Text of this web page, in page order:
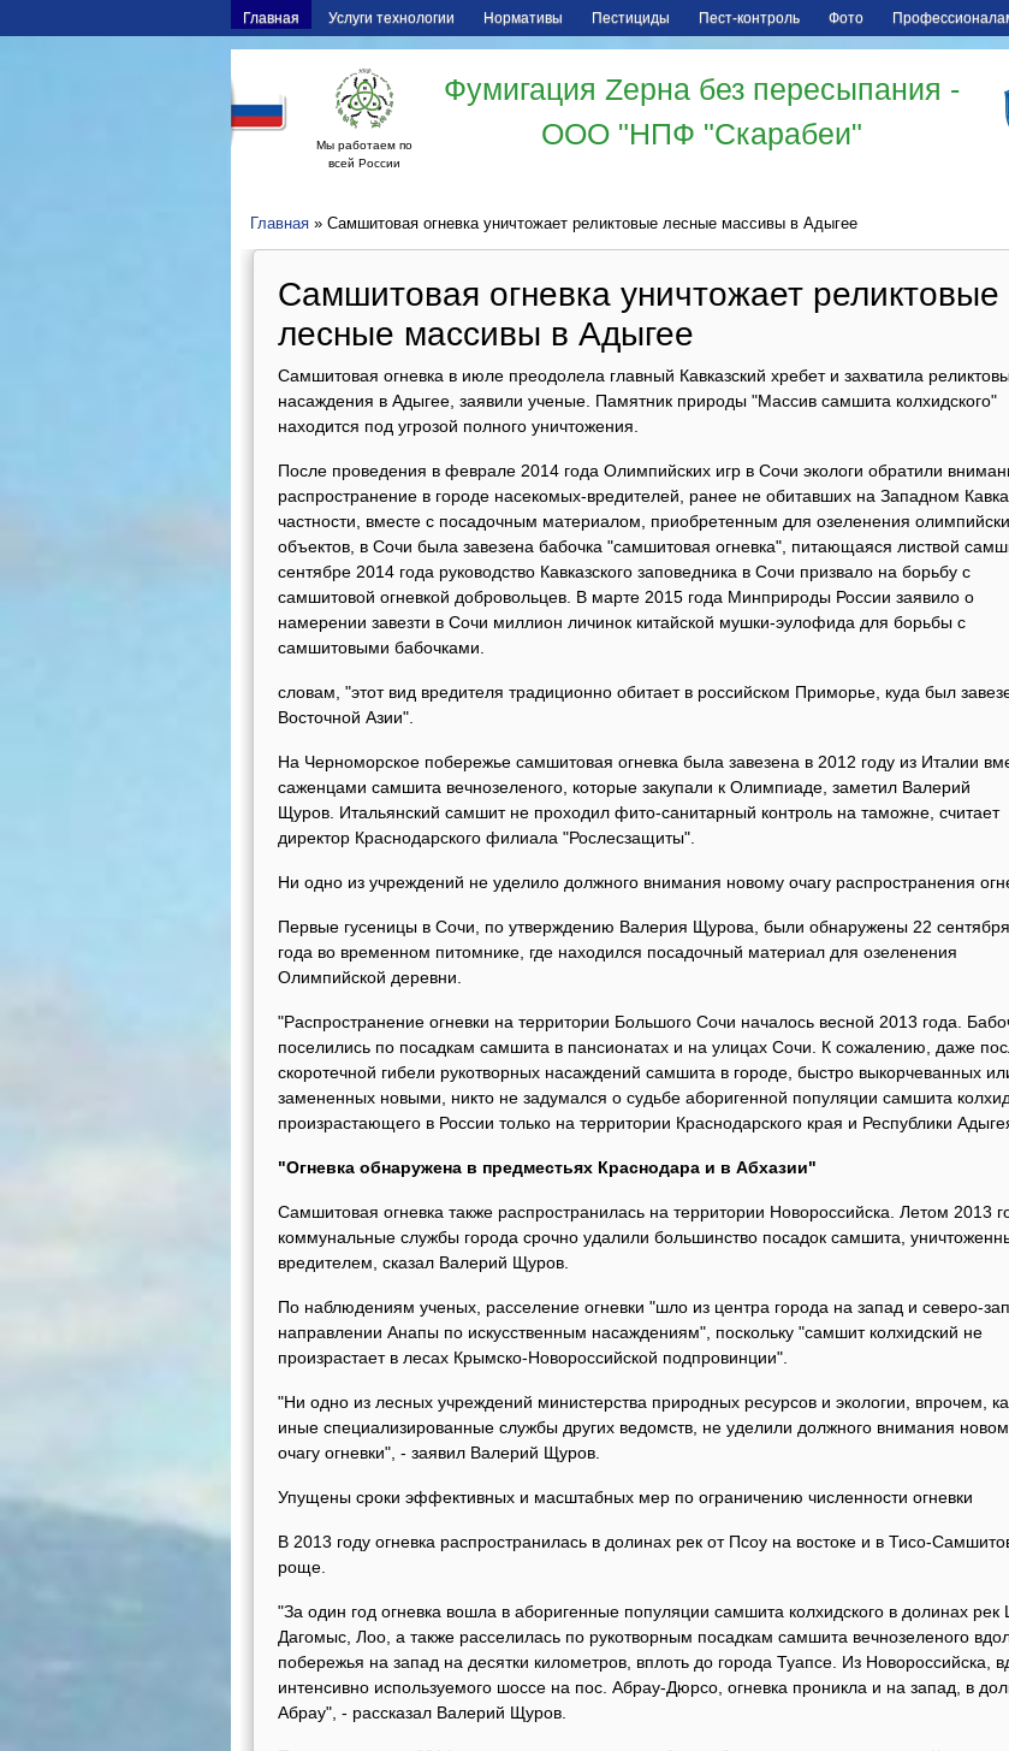
Главная Услуги технологии Нормативы Пестициды Пест-контроль Фото
Мы работаем по
всей России
Фумигация Zерна без пересыпания -
ООО "НПФ "Скарабеи"
Главная » Самшитовая огневка уничтожает реликтовые лесные массивы в Адыгее
Самшитовая огневка уничтожает реликтовые
лесные массивы в Адыгее
Самшитовая огневка в июле преодолела главный Кавказский хребет и захватила
насаждения в Адыгее, заявили ученые. Памятник природы "Массив самшита колхидского"
находится под угрозой полного уничтожения.
После проведения в феврале 2014 года Олимпийских игр в Сочи экологи обратили
распространение в городе насекомых-вредителей, ранее не обитавших на Западном
частности, вместе с посадочным материалом, приобретенным для озеленения
объектов, в Сочи была завезена бабочка "самшитовая огневка", питающаяся листвой
сентябре 2014 года руководство Кавказского заповедника в Сочи призвало на борьбу с
самшитовой огневкой добровольцев. В марте 2015 года Минприроды России заявило о
намерении завезти в Сочи миллион личинок китайской мушки-эулофида для борьбы с
самшитовыми бабочками.
словам, "этот вид вредителя традиционно обитает в российском Приморье, куда был
Восточной Азии".
На Черноморское побережье самшитовая огневка была завезена в 2012 году из Италии
саженцами самшита вечнозеленого, которые закупали к Олимпиаде, заметил Валерий
Щуров. Итальянский самшит не проходил фито-санитарный контроль на таможне, считает
директор Краснодарского филиала "Рослесзащиты".
Ни одно из учреждений не уделило должного внимания новому очагу распространения
Первые гусеницы в Сочи, по утверждению Валерия Щурова, были обнаружены 22
года во временном питомнике, где находился посадочный материал для озеленения
Олимпийской деревни.
"Распространение огневки на территории Большого Сочи началось весной 2013 года.
поселились по посадкам самшита в пансионатах и на улицах Сочи. К сожалению, даже
скоротечной гибели рукотворных насаждений самшита в городе, быстро выкорчеванных
замененных новыми, никто не задумался о судьбе аборигенной популяции самшита
произрастающего в России только на территории Краснодарского края и Республики
"Огневка обнаружена в предместьях Краснодара и в Абхазии"
Самшитовая огневка также распространилась на территории Новороссийска. Летом 2013
коммунальные службы города срочно удалили большинство посадок самшита,
вредителем, сказал Валерий Щуров.
По наблюдениям ученых, расселение огневки "шло из центра города на запад и северо-
направлении Анапы по искусственным насаждениям", поскольку "самшит колхидский не
произрастает в лесах Крымско-Новороссийской подпровинции".
"Ни одно из лесных учреждений министерства природных ресурсов и экологии, впрочем,
иные специализированные службы других ведомств, не уделили должного внимания
очагу огневки", - заявил Валерий Щуров.
Упущены сроки эффективных и масштабных мер по ограничению численности огневки
В 2013 году огневка распространилась в долинах рек от Псоу на востоке и в Тисо-
роще.
"За один год огневка вошла в аборигенные популяции самшита колхидского в долинах рек
Дагомыс, Лоо, а также расселилась по рукотворным посадкам самшита вечнозеленого
побережья на запад на десятки километров, вплоть до города Туапсе. Из Новороссийска,
интенсивно используемого шоссе на пос. Абрау-Дюрсо, огневка проникла и на запад, в
Абрау", - рассказал Валерий Щуров.